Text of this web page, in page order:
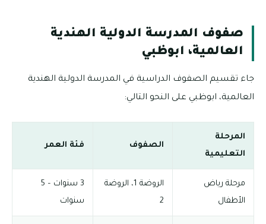
صفوف المدرسة الدولية الهندية
العالمية، ابوظبي
جاء تقسيم الصفوف الدراسية في المدرسة الدولية الهندية
العالمية، ابوظبي على النحو التالي:
المرحلة
التعليمية
الصفوف فئة العمر
مرحلة رياض
الأطفال
الروضة 1، الروضة
2
3 سنوات – 5
سنوات